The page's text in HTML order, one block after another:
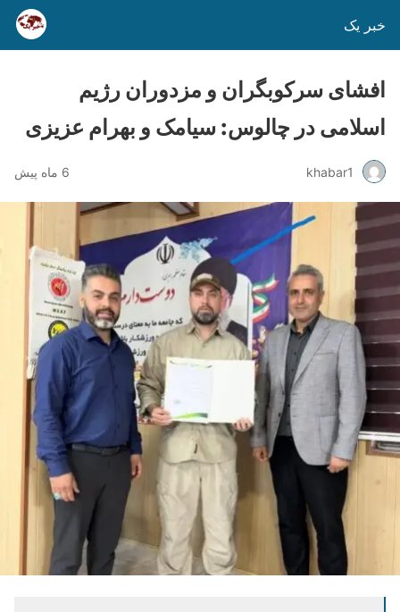
خبر یک
افشای سرکوبگران و مزدوران رژیم
اسلامی در چالوس: سیامک و بهرام عزیزی
khabar1 6 ماه پیش